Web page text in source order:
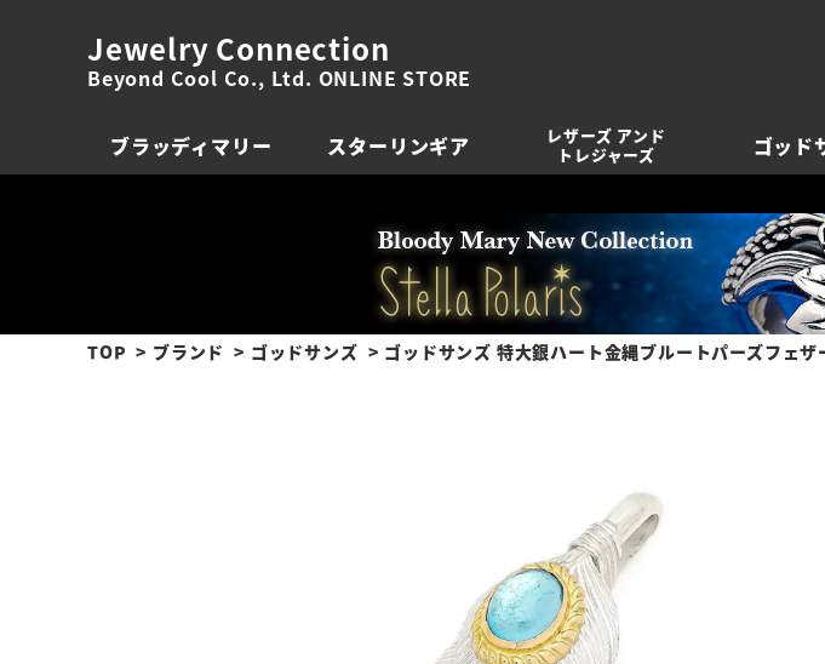
Jewelry Connection
Beyond Cool Co., Ltd. ONLINE STORE
ブラッディマリー スターリンギア
レザーズ アンド
トレジャーズ
ゴッド
TOP ブランド ゴッドサンズ ゴッドサンズ 特大銀ハート金縄ブルートパーズフェ